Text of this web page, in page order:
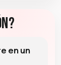
en un